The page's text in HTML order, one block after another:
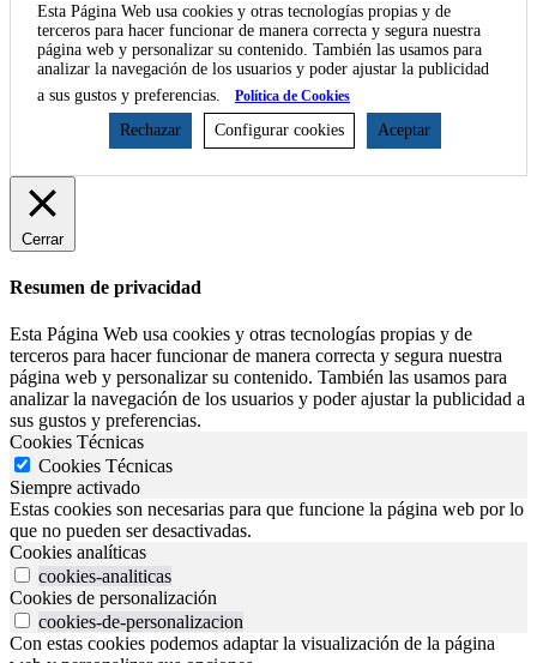
Esta Página Web usa cookies y otras tecnologías propias y de
terceros para hacer funcionar de manera correcta y segura nuestra
página web y personalizar su contenido. También las usamos para
analizar la navegación de los usuarios y poder ajustar la publicidad
a sus gustos y preferencias.
Política de Cookies
Rechazar Configurar cookies Aceptar
Cerrar
Resumen de privacidad
Esta Página Web usa cookies y otras tecnologías propias y de
terceros para hacer funcionar de manera correcta y segura nuestra
página web y personalizar su contenido. También las usamos para
analizar la navegación de los usuarios y poder ajustar la publicidad a
sus gustos y preferencias.
Cookies Técnicas
Cookies Técnicas
Siempre activado
Estas cookies son necesarias para que funcione la página web por lo
que no pueden ser desactivadas.
Cookies analíticas
cookies-analiticas
Cookies de personalización
cookies-de-personalizacion
Con estas cookies podemos adaptar la visualización de la página